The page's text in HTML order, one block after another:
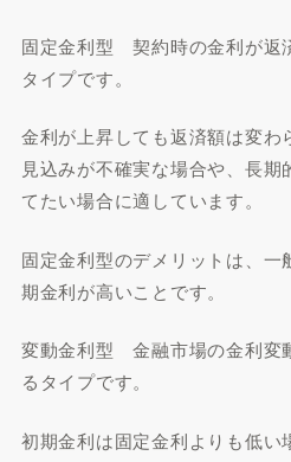
固定金利型 契約時の金利が返
タイプです。
金利が上昇しても返済額は変わ
見込みが不確実な場合や、長
てたい場合に適しています。
固定金利型のデメリットは、
期金利が高いことです。
変動金利型 金融市場の金利変
るタイプです。
初期金利は固定金利よりも低